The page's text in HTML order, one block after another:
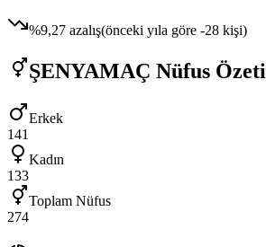
%9,27 azalış(önceki yıla göre -28 kişi)
ŞENYAMAÇ Nüfus Özeti
Erkek
141
Kadın
133
Toplam Nüfus
274